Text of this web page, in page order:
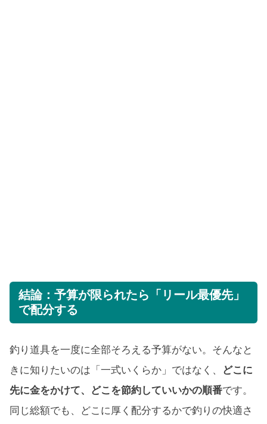
結論：予算が限られたら「リール最優先」
で配分する
釣り道具を一度に全部そろえる予算がない。そんなと
きに知りたいのは「一式いくらか」ではなく、
どこに
先に金をかけて、どこを節約していいかの順番です。
同じ総額でも、どこに厚く配分するかで釣りの快適さ